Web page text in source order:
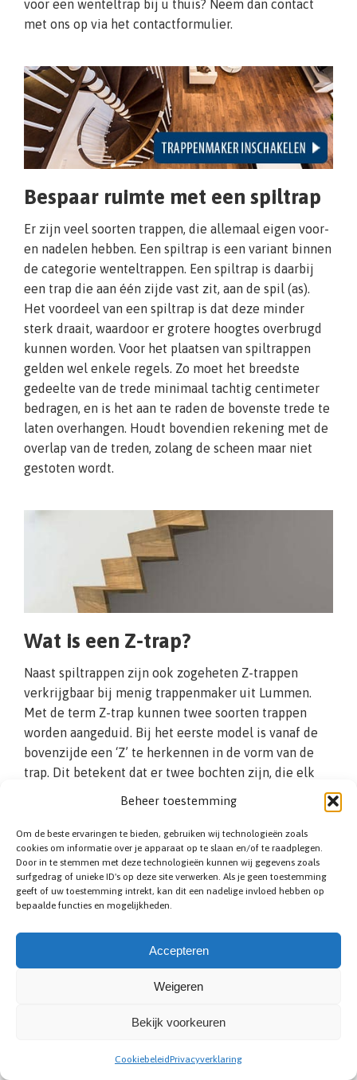
Beheer toestemming
Om de beste ervaringen te bieden, gebruiken wij technologieën zoals
cookies om informatie over je apparaat op te slaan en/of te raadplegen.
Door in te stemmen met deze technologieën kunnen wij gegevens zoals
surfgedrag of unieke ID's op deze site verwerken. Als je geen toestemming
geeft of uw toestemming intrekt, kan dit een nadelige invloed hebben op
bepaalde functies en mogelijkheden.
Accepteren
Weigeren
Bekijk voorkeuren
CookiebeleidPrivacyverklaring
voor een wenteltrap bij u thuis? Neem dan contact
met ons op via het contactformulier.
Bespaar ruimte met een spiltrap
Er zijn veel soorten trappen, die allemaal eigen voor-
en nadelen hebben. Een spiltrap is een variant binnen
de categorie wenteltrappen. Een spiltrap is daarbij
een trap die aan één zijde vast zit, aan de spil (as).
Het voordeel van een spiltrap is dat deze minder
sterk draait, waardoor er grotere hoogtes overbrugd
kunnen worden. Voor het plaatsen van spiltrappen
gelden wel enkele regels. Zo moet het breedste
gedeelte van de trede minimaal tachtig centimeter
bedragen, en is het aan te raden de bovenste trede te
laten overhangen. Houdt bovendien rekening met de
overlap van de treden, zolang de scheen maar niet
gestoten wordt.
Wat is een Z-trap?
Naast spiltrappen zijn ook zogeheten Z-trappen
verkrijgbaar bij menig trappenmaker uit Lummen.
Met de term Z-trap kunnen twee soorten trappen
worden aangeduid. Bij het eerste model is vanaf de
bovenzijde een ‘Z’ te herkennen in de vorm van de
trap. Dit betekent dat er twee bochten zijn, die elk
traptreden in een Z met elkaar verbonden, doordat de
normaal verticale stootborden bij dit model in een
hoek zijn geplaatst. Het voordeel hiervan is dat u zo
een veiligere looplijn creëert. In de eerste variant
zorgt u voor een zo efficiënt mogelijk ruimte
gebruik. Wij helpen u graag.